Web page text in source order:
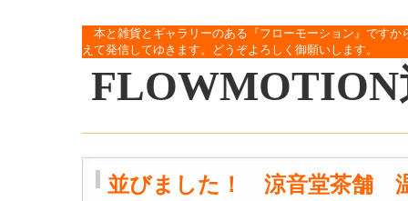
本と雑貨とギャラリーのある『フローモーション』です
えて発信してゆきます。どうぞよろしく御願いします。
FLOWMOTION
並びました！ 涼音堂茶舗